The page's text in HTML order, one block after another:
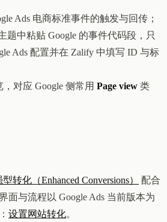
资源
中文 联系我们
Ads 电商标准事件的触发与回传；
题中粘贴 Google 的事件代码段，只
Ads 配置并在 Zalify 中填写 ID 与标
，对应 Google 侧常用 Page view 类
转化（Enhanced Conversions）
配合
面与流程以 Google Ads 当前版本为
设置网站转化。